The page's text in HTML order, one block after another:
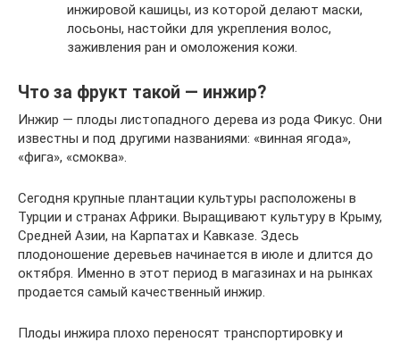
инжировой кашицы, из которой делают маски,
лосьоны, настойки для укрепления волос,
заживления ран и омоложения кожи.
Что за фрукт такой — инжир?
Инжир — плоды листопадного дерева из рода Фикус. Они
известны и под другими названиями: «винная ягода»,
«фига», «смоква».
Сегодня крупные плантации культуры расположены в
Турции и странах Африки. Выращивают культуру в Крыму,
Средней Азии, на Карпатах и Кавказе. Здесь
плодоношение деревьев начинается в июле и длится до
октября. Именно в этот период в магазинах и на рынках
продается самый качественный инжир.
Плоды инжира плохо переносят транспортировку и